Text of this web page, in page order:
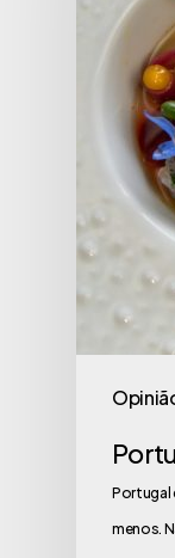
Portugal
menos.